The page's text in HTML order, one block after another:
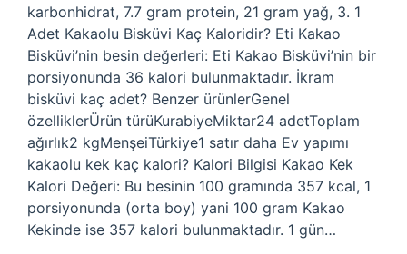
karbonhidrat, 7.7 gram protein, 21 gram yağ, 3. 1
Adet Kakaolu Bisküvi Kaç Kaloridir? Eti Kakao
Bisküvi’nin besin değerleri: Eti Kakao Bisküvi’nin bir
porsiyonunda 36 kalori bulunmaktadır. İkram
bisküvi kaç adet? Benzer ürünlerGenel
özelliklerÜrün türüKurabiyeMiktar24 adetToplam
ağırlık2 kgMenşeiTürkiye1 satır daha Ev yapımı
kakaolu kek kaç kalori? Kalori Bilgisi Kakao Kek
Kalori Değeri: Bu besinin 100 gramında 357 kcal, 1
porsiyonunda (orta boy) yani 100 gram Kakao
Kekinde ise 357 kalori bulunmaktadır. 1 gün…